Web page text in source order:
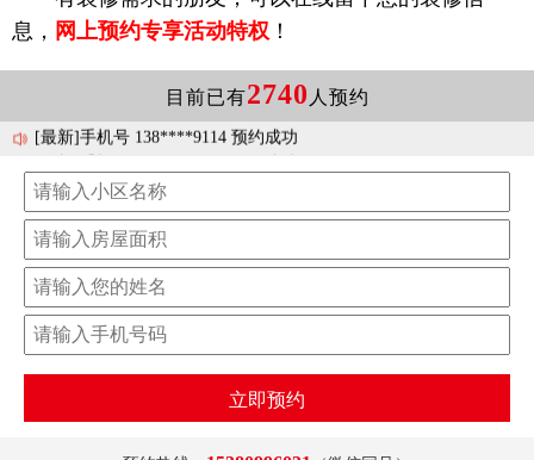
息， 网上预约专享活动特权 ！
目前已有2740 人预约
[最新]手机号 158****3528 预约成功
[最新]手机号 173****4013 预约成功
[最新]手机号 177****1078 预约成功
[最新]手机号 158****7971 预约成功
[最新]手机号 138****9114 预约成功
[最新]手机号 185****2957 预约成功
[最新]手机号 177****8709 预约成功
[最新]手机号 181****8835 预约成功
[最新]手机号 138****8929 预约成功
[最新]手机号 138****3560 预约成功
立即预约